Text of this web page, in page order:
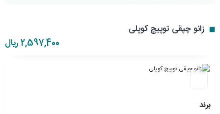
زانو چپقی توپیچ کوپلی
2,597,400ریال
برند